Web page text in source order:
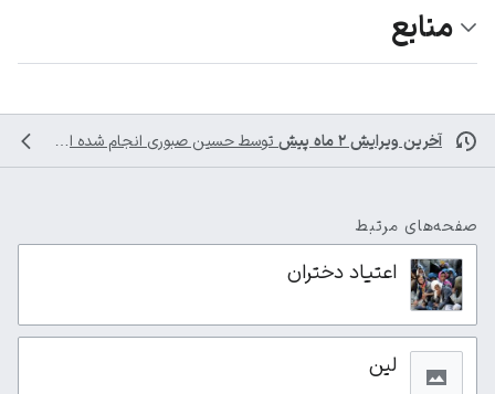
منابع
آخرین ویرایش ۲ ماه پیش توسط حسین صبوری انجام شده است
صفحه‌های مرتبط
اعتیاد دختران
لین